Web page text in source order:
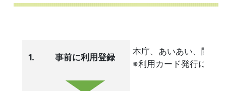
1. 事前に利用登録
本庁、あいあい、関支
※利用カード発行に1週